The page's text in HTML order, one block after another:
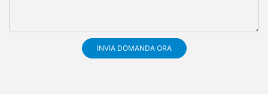
INVIA DOMANDA ORA